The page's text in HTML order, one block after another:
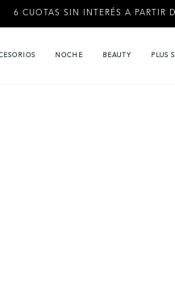
SIN INTERÉS A PARTIR DE $120.000
NOCHE BEAUTY PLUS